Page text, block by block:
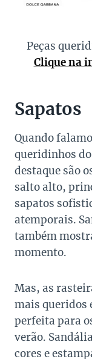
Peças
Clique na
Sapatos
Quando
queridinhos
destaque são
salto alto,
sapatos
atemporais.
também
momento.
Mas, as
mais queridos
perfeita para
verão.
cores e